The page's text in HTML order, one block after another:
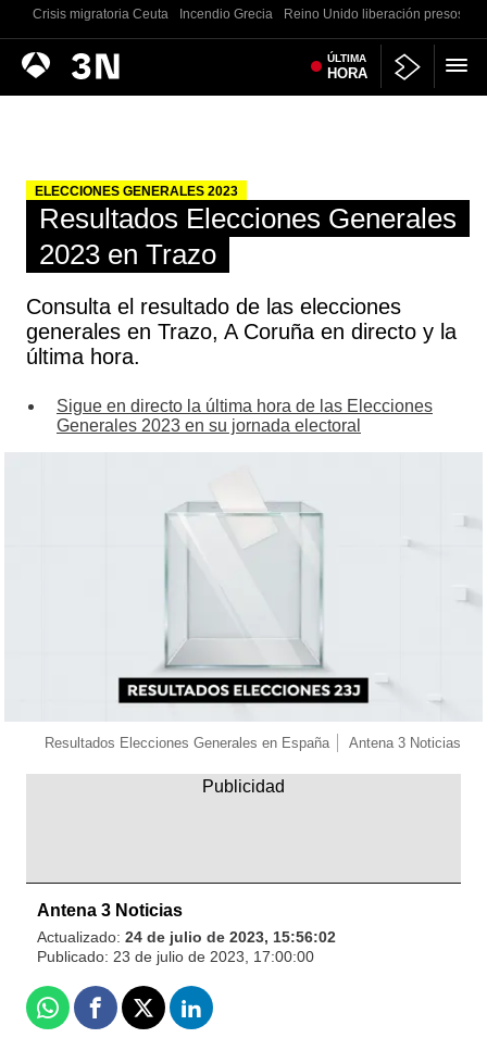
Crisis migratoria Ceuta Incendio Grecia Reino Unido liberación presos
Antena
3
Noticias ÚLTIMA
HORA
ELECCIONES GENERALES 2023
Resultados Elecciones Generales
2023 en Trazo
Consulta el resultado de las elecciones
generales en Trazo, A Coruña en directo y la
última hora.
Sigue en directo la última hora de las Elecciones
Generales 2023 en su jornada electoral
Resultados Elecciones Generales en España Antena 3 Noticias
Antena 3 Noticias
Actualizado: 24 de julio de 2023, 15:56:02
Publicado: 23 de julio de 2023, 17:00:00
WhatsappFacebook
X Linkedin